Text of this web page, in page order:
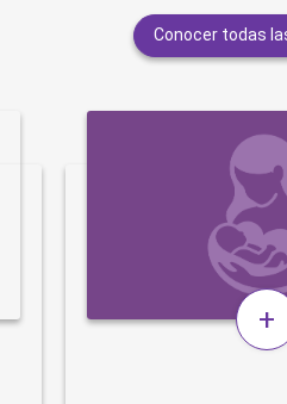
Conocer todas
+